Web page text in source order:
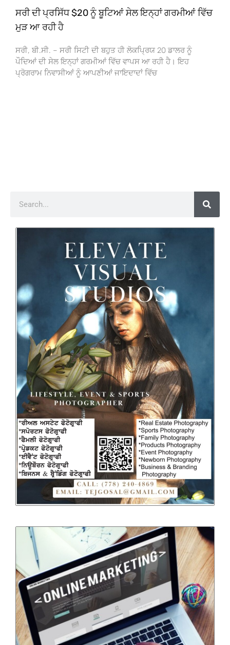
ਸਰੀ ਦੀ ਪ੍ਰਸਿੱਧ $20 ਨੂੰ ਬੂਟਿਆਂ ਸੇਲ ਇਨ੍ਹਾਂ ਗਰਮੀਆਂ ਵਿੱਚ
ਮੁੜ ਆ ਰਹੀ ਹੈ
ਸਰੀ, ਬੀ.ਸੀ. – ਸਰੀ ਸਿਟੀ ਦੀ ਬਹੁਤ ਹੀ ਲੋਕਪ੍ਰਿਯ 20 ਡਾਲਰ ਨੂੰ
ਪੌਦਿਆਂ ਦੀ ਸੇਲ ਇਨ੍ਹਾਂ ਗਰਮੀਆਂ ਵਿੱਚ ਵਾਪਸ ਆ ਰਹੀ ਹੈ। ਇਹ
ਪ੍ਰੋਗਰਾਮ ਨਿਵਾਸੀਆਂ ਨੂੰ ਆਪਣੀਆਂ ਜਾਇਦਾਦਾਂ ਵਿੱਚ